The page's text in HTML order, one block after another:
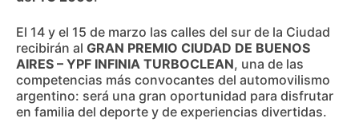
El 14 y el 15 de marzo las calles del sur de la Ciudad
recibirán al GRAN PREMIO CIUDAD DE BUENOS
AIRES – YPF INFINIA TURBOCLEAN, una de las
competencias más convocantes del automovilismo
argentino: será una gran oportunidad para disfrutar
en familia del deporte y de experiencias divertidas.